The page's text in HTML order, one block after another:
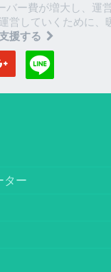
バー費が増大し、運
営していくために、
援する
ター